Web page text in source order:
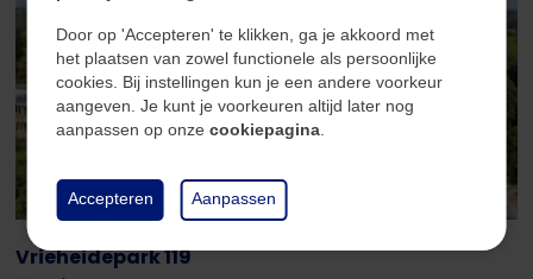
Vrieheidepark 119
Door op 'Accepteren' te klikken, ga je akkoord met
het plaatsen van zowel functionele als persoonlijke
cookies. Bij instellingen kun je een andere voorkeur
aangeven. Je kunt je voorkeuren altijd later nog
aanpassen op onzecookiepagina
Accepteren Aanpassen